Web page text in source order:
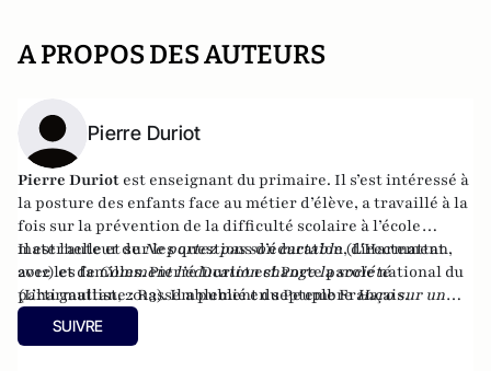
A PROPOS DES AUTEURS
Pierre Duriot
Pierre Duriot est enseignant du primaire. Il s’est intéressé à
la posture des enfants face au métier d’élève, a travaillé à la
fois sur la prévention de la difficulté scolaire à l’école
maternelle et sur les questions d’éducation, directement
avec les familles. Pierre Duriot est Porte parole national du
parti gaulliste : Rassemblement du Peuple Français.
Il est l'auteur deNe portez pas son cartable(L'Harmattan,
2012) et deComment l’éducation change la société
(L’harmattan, 2013). Il a publié en septembreHaro sur un
prof, du côté obscur de l'éducation
2015).
SUIVRE